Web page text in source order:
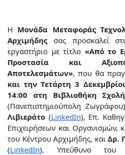
Η Μονάδα Μεταφοράς
Αρχιμήδης σας προσκαλεί
εργαστήριο με τίτλο «Από το
Προστασία και
Αποτελεσμάτων», που θα
και την Τετάρτη 3
14:00 στη Βιβλιοθήκη
(Πανεπιστημιούπολη
Λιβιεράτο (LinkedIn), Επ.
Επιχειρήσεων και Οργανισμών,
του Κέντρου Αρχιμήδης, και Δρ.
(LinkedIn), Υπεύθυνο του